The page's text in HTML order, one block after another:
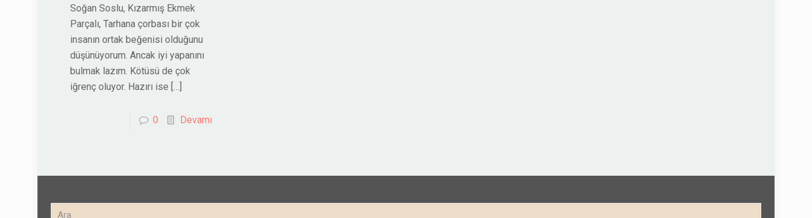
Soğan Soslu, Kızarmış Ekmek
Parçalı, Tarhana çorbası bir çok
insanın ortak beğenisi olduğunu
düşünüyorum. Ancak iyi yapanını
bulmak lazım. Kötüsü de çok
iğrenç oluyor. Hazırı ise […]
0 Devamı